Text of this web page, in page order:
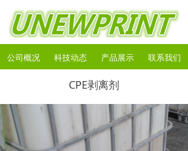
公司概况 科技动态 产品展示 联系我们
CPE剥离剂